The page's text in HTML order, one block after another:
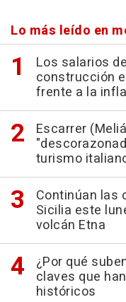
Lo más leído en
Los salarios
construcción
frente a la
Escarrer
turismo
Continúan las
Sicilia este
volcán Etna
¿Por qué
claves que
históricos